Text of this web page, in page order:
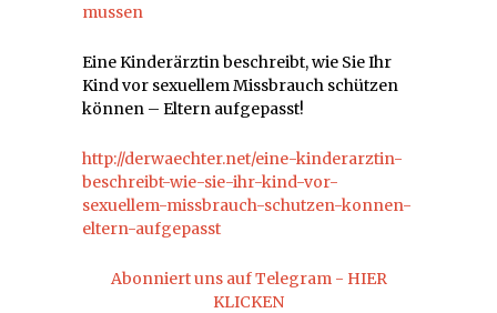
mussen
Eine Kinderärztin beschreibt, wie Sie Ihr
Kind vor sexuellem Missbrauch schützen
können – Eltern aufgepasst!
http://derwaechter.net/eine-kinderarztin-
beschreibt-wie-sie-ihr-kind-vor-
sexuellem-missbrauch-schutzen-konnen-
eltern-aufgepasst
Abonniert uns auf Telegram - HIER
KLICKEN